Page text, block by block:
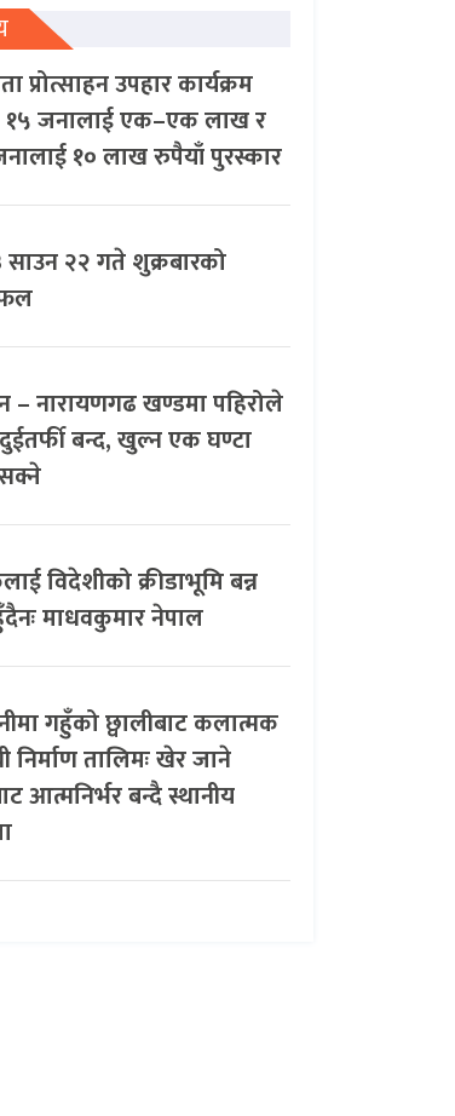
प्रोत्साहन उपहार कार्यक्रम
जनालाई एक–एक लाख र
१० लाख रुपैयाँ पुरस्कार
साउन २२ गते शुक्रबारको
– नारायणगढ खण्डमा पहिरोले
बन्द, खुल्न एक घण्टा
विदेशीको क्रीडाभूमि बन्न
माधवकुमार नेपाल
गहुँको छ्वालीबाट कलात्मक
निर्माण तालिमः खेर जाने
आत्मनिर्भर बन्दै स्थानीय